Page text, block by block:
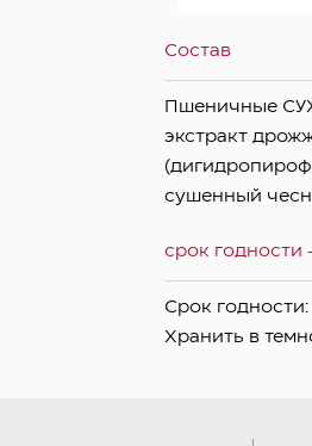
Состав
Пшеничные
экстракт
сушенный
срок годности
Срок годности:
Хранить в